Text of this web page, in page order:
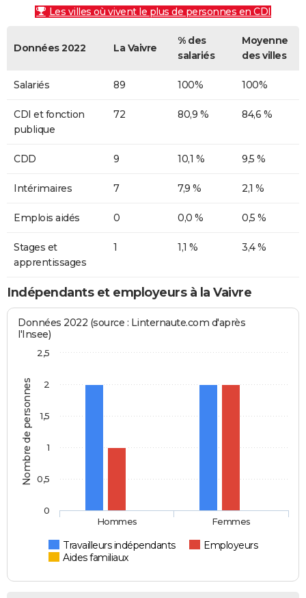
Les villes où vivent le plus de personnes en CDI
Données 2022 La Vaivre
% des
salariés
Moyenne
des villes
Salariés 89 100% 100%
CDI et fonction
publique
72 80,9 % 84,6 %
CDD 9 10,1 % 9,5 %
Intérimaires 7 7,9 % 2,1 %
Emplois aidés 0 0,0 % 0,5 %
Stages et
apprentissages
1 1,1 % 3,4 %
Indépendants et employeurs à la Vaivre
Nombre de personnes
Données 2022 (source : Linternaute.com d'après
l'Insee)
Travailleurs indépendants
Employeurs
Aides familiaux
Hommes Femmes
0
0,5
1
1,5
2
2,5